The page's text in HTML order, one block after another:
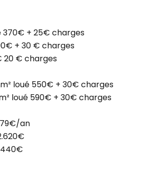
370€ + 25€ charges
+ 30 € charges
20 € charges
loué 550€ + 30€ charges
loué 590€ + 30€ charges
an